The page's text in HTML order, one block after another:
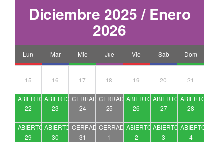
Diciembre 2025 / Enero
2026
Lun Mar Mie Jue Vie Sab Dom
15 16 17 18 19 20 21
22 23 24 25 26 27 28
29 30 31 1 2 3 4